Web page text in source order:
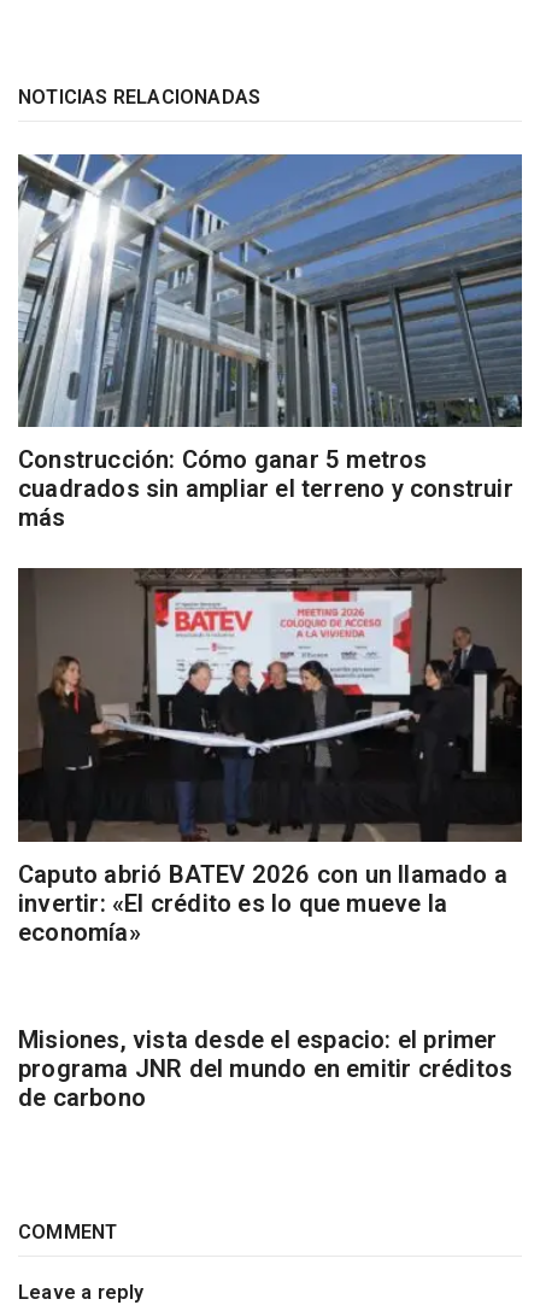
NOTICIAS RELACIONADAS
Construcción: Cómo ganar 5 metros
cuadrados sin ampliar el terreno y construir
más
Caputo abrió BATEV 2026 con un llamado a
invertir: «El crédito es lo que mueve la
economía»
Misiones, vista desde el espacio: el primer
programa JNR del mundo en emitir créditos
de carbono
COMMENT
Leave a reply